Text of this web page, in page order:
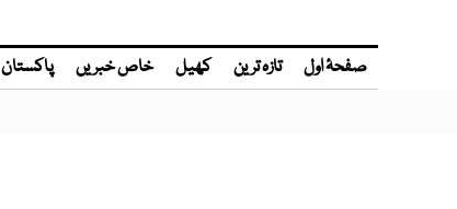
صفحۂ اول تازہ ترین کھیل خاص خبریں پاکستان